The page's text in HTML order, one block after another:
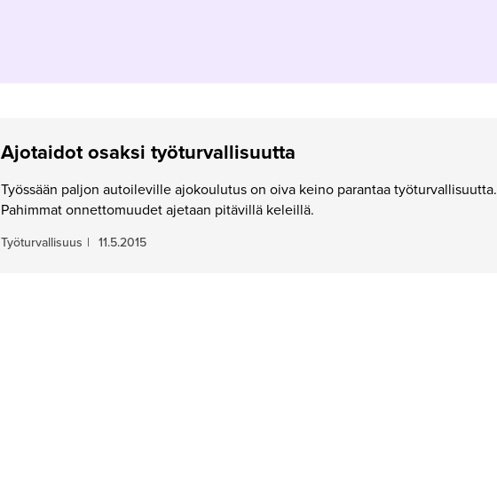
Ajotaidot osaksi työturvallisuutta
Työssään paljon autoileville ajokoulutus on oiva keino parantaa työturvallisuutta.
Pahimmat onnettomuudet ajetaan pitävillä keleillä.
Työturvallisuus | 11.5.2015